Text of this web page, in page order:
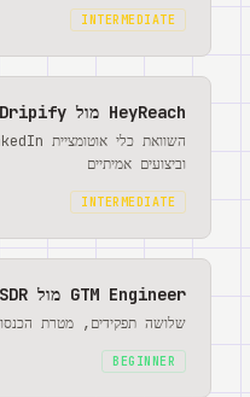
INTERMEDIATE
HeyReach מול Dripify מול Expandi
וביצועים אמיתיים
INTERMEDIATE
GTM Engineer מול SDR מול RevOps
שלושה תפקידים, מטרת
BEGINNER